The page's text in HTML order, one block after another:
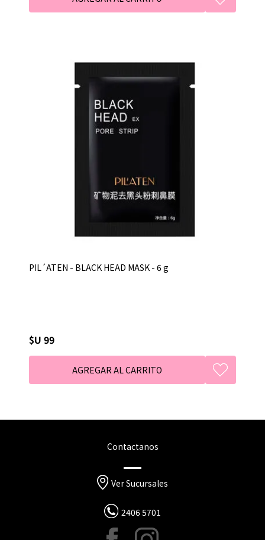
PIL´ATEN - BLACK HEAD MASK - 6 g
$U 99
Contactanos
Ver Sucursales
2406 5701